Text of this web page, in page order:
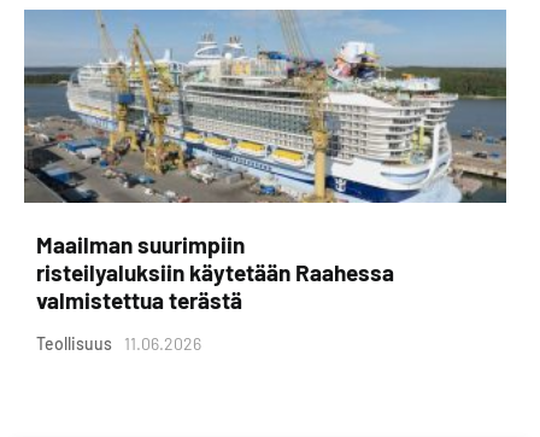
Maailman suurimpiin
risteilyaluksiin käytetään Raahessa
valmistettua terästä
Teollisuus 11.06.2026